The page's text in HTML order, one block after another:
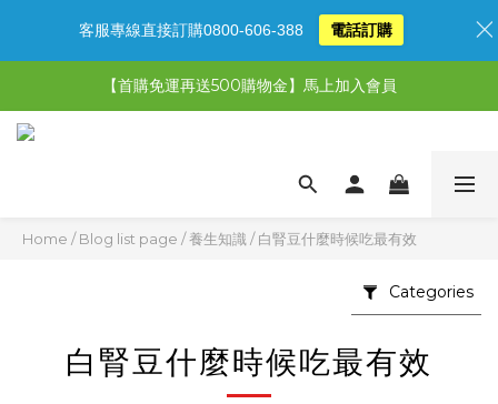
【限時特惠】全館滿1,000送500購物金！
【限時特惠】超值5選3，最高現省1,770元
【首購免運再送500購物金】馬上加入會員
Home /Blog list page /養生知識 /白腎豆什麼時候吃最有效
Categories
白腎豆什麼時候吃最有效
客服專線直接訂購0800-606-388 電話訂購